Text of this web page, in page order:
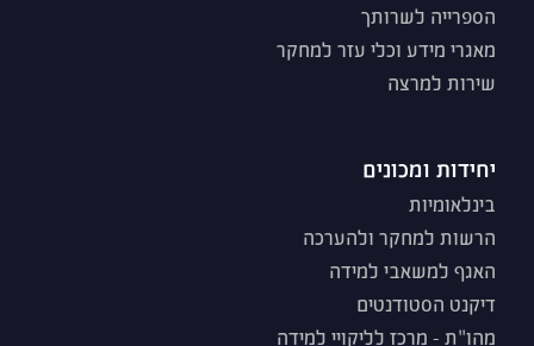
הספרייה לשרותך
מאגרי מידע וכלי עזר למחקר
שירות למרצה
יחידות ומכונים
בינלאומיות
הרשות למחקר ולהערכה
האגף למשאבי למידה
דיקנט הסטודנטים
מהו"ת - מרכז לליקויי למידה